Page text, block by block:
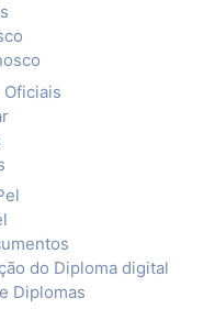
do Diploma digital
Diplomas